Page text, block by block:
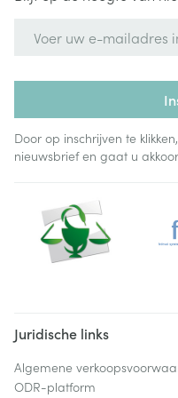
Door op inschrijven te
nieuwsbrief en gaat u
Juridische links
Algemene
ODR-platform